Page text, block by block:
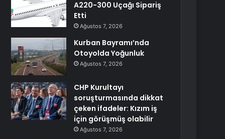
A220-300 Uçağı Sipariş
Etti
Ağustos 7, 2026
Kurban Bayramı’nda
Otoyolda Yoğunluk
Ağustos 7, 2026
CHP Kurultayı
soruşturmasında dikkat
çeken ifadeler: Kızım iş
için görüşmüş olabilir
Ağustos 7, 2026